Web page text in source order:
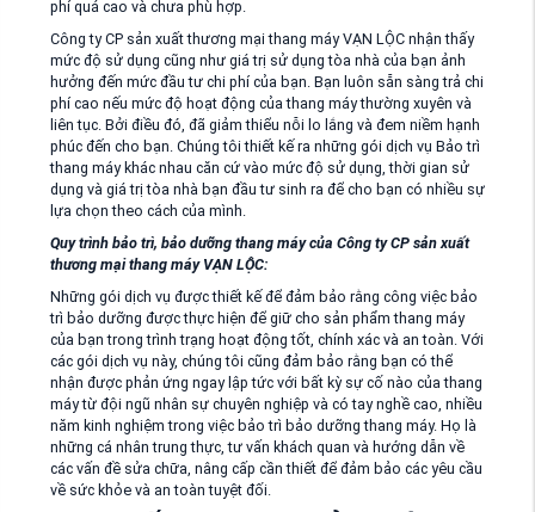
phí quá cao và chưa phù hợp.
Công ty CP sản xuất thương mại thang máy VẠN LỘC nhận thấy
mức độ sử dụng cũng như giá trị sử dụng tòa nhà của bạn ảnh
hưởng đến mức đầu tư chi phí của bạn. Bạn luôn sẵn sàng trả chi
phí cao nếu mức độ hoạt động của thang máy thường xuyên và
liên tục. Bởi điều đó, đã giảm thiểu nỗi lo lắng và đem niềm hạnh
phúc đến cho bạn. Chúng tôi thiết kế ra những gói dịch vụ Bảo trì
thang máy khác nhau căn cứ vào mức độ sử dụng, thời gian sử
dụng và giá trị tòa nhà bạn đầu tư sinh ra để cho bạn có nhiều sự
lựa chọn theo cách của mình.
Quy trình bảo trì, bảo dưỡng thang máy của Công ty CP sản xuất
thương mại thang máy VẠN LỘC:
Những gói dịch vụ được thiết kế để đảm bảo rằng công việc bảo
trì bảo dưỡng được thực hiện để giữ cho sản phẩm thang máy
của bạn trong trình trạng hoạt động tốt, chính xác và an toàn. Với
các gói dịch vụ này, chúng tôi cũng đảm bảo rằng bạn có thể
nhận được phản ứng ngay lập tức với bất kỳ sự cố nào của thang
máy từ đội ngũ nhân sự chuyên nghiệp và có tay nghề cao, nhiều
năm kinh nghiệm trong việc bảo trì bảo dưỡng thang máy. Họ là
những cá nhân trung thực, tư vấn khách quan và hướng dẫn về
các vấn đề sửa chữa, nâng cấp cần thiết để đảm bảo các yêu cầu
về sức khỏe và an toàn tuyệt đối.